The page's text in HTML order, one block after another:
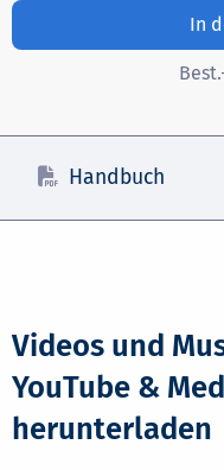
In
Handbuch
Videos und
YouTube &
herunterladen